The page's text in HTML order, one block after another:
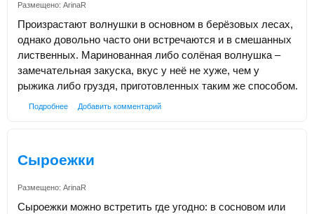
Размещено: ArinaR
Произрастают волнушки в основном в берёзовых лесах,
однако довольно часто они встречаются и в смешанных
лиственных. Маринованная либо солёная волнушка –
замечательная закуска, вкус у неё не хуже, чем у
рыжика либо груздя, приготовленных таким же способом.
Подробнее Добавить комментарий
Сыроежки
Размещено: ArinaR
Сыроежки можно встретить где угодно: в сосновом или